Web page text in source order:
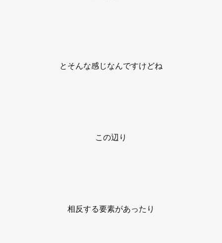
とそんな感じなんですけどね
この辺り
相反する要素があったり